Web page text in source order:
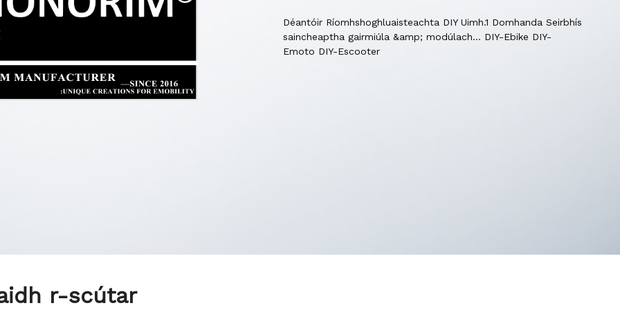
Déantóir Ríomhshoghluaisteachta DIY Uimh.1 Domhanda Seirbhís
saincheaptha gairmiúla &amp; modúlach… DIY-Ebike DIY-
Emoto DIY-Escooter
r-scútar